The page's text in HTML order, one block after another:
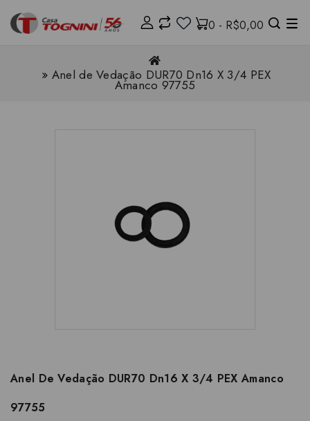
0 - R$0,00
Anel de Vedação DUR70 Dn16 X 3/4 PEX
Amanco 97755
Anel De Vedação DUR70 Dn16 X 3/4 PEX Amanco
97755